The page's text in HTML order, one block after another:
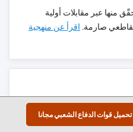
تحميل قوات الدفاع الشعبي مجانا
منها عبر مقابلات أولية
صارمة. اقرأ عن منهجية